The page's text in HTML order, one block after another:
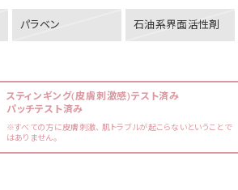
パラベン 石油系界面活性剤
スティンギング(皮膚刺激感)テスト済み
パッチテスト済み
※すべての方に皮膚刺激、 肌トラブルが起こらないということで
はありません。